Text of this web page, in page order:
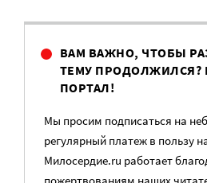
ВАМ ВАЖНО, ЧТОБЫ
ТЕМУ ПРОДОЛЖИЛСЯ?
ПОРТАЛ!
Мы просим подписаться на
регулярный платеж в пользу
Милосердие.ru работает